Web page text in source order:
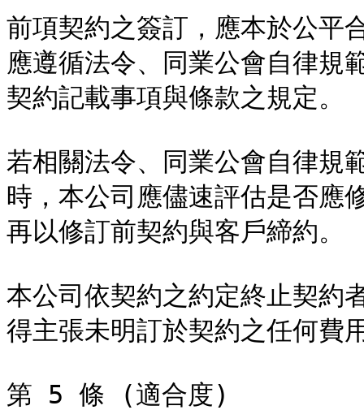
前項契約之簽訂，應本於公平
應遵循法令、同業公會自律規
契約記載事項與條款之規定。
若相關法令、同業公會自律規
時，本公司應儘速評估是否應
再以修訂前契約與客戶締約。
本公司依契約之約定終止契約
得主張未明訂於契約之任何費
第 5 條 (適合度)